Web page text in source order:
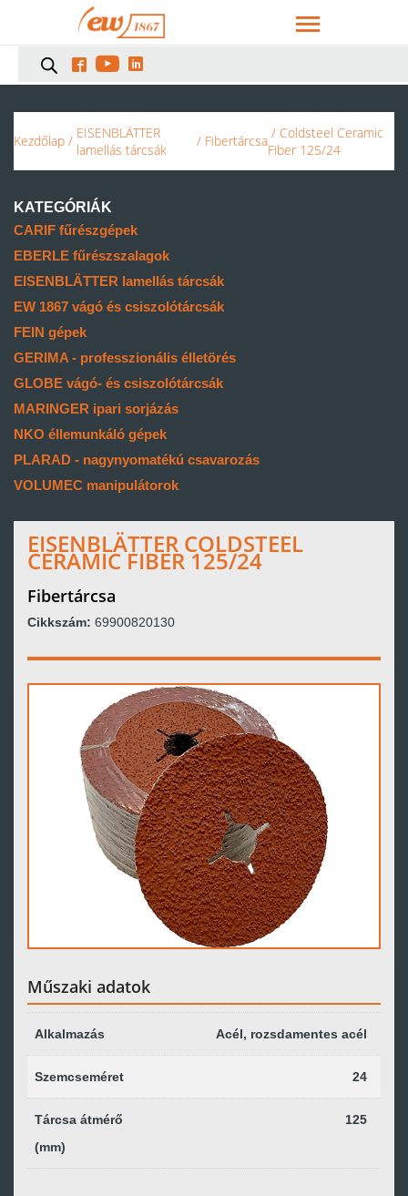
  
Kezdőlap / EISENBLÄTTER
lamellás tárcsák
/ Fibertárcsa / Coldsteel Ceramic
Fiber 125/24
KATEGÓRIÁK
CARIF fűrészgépek
EBERLE fűrészszalagok
EISENBLÄTTER lamellás tárcsák
EW 1867 vágó és csiszolótárcsák
FEIN gépek
GERIMA - professzionális élletörés
GLOBE vágó- és csiszolótárcsák
MARINGER ipari sorjázás
NKO éllemunkáló gépek
PLARAD - nagynyomatékú csavarozás
VOLUMEC manipulátorok
EISENBLÄTTER COLDSTEEL
CERAMIC FIBER 125/24
Fibertárcsa
Cikkszám: 69900820130
Műszaki adatok
Alkalmazás Acél, rozsdamentes acél
Szemcseméret 24
Tárcsa átmérő
(mm)
125